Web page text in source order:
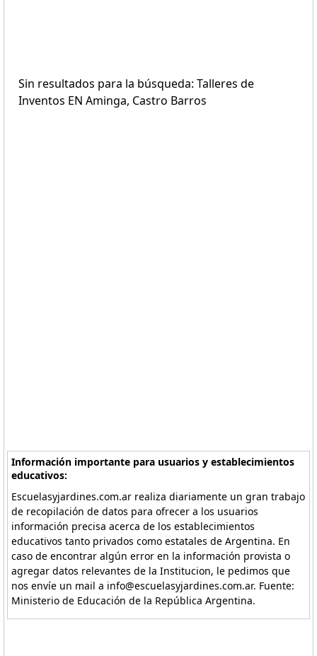
Sin resultados para la búsqueda: Talleres de
Inventos EN Aminga, Castro Barros
Información importante para usuarios y establecimientos
educativos:
Escuelasyjardines.com.ar realiza diariamente un gran trabajo
de recopilación de datos para ofrecer a los usuarios
información precisa acerca de los establecimientos
educativos tanto privados como estatales de Argentina. En
caso de encontrar algún error en la información provista o
agregar datos relevantes de la Institucion, le pedimos que
nos envíe un mail a info@escuelasyjardines.com.ar. Fuente:
Ministerio de Educación de la República Argentina.